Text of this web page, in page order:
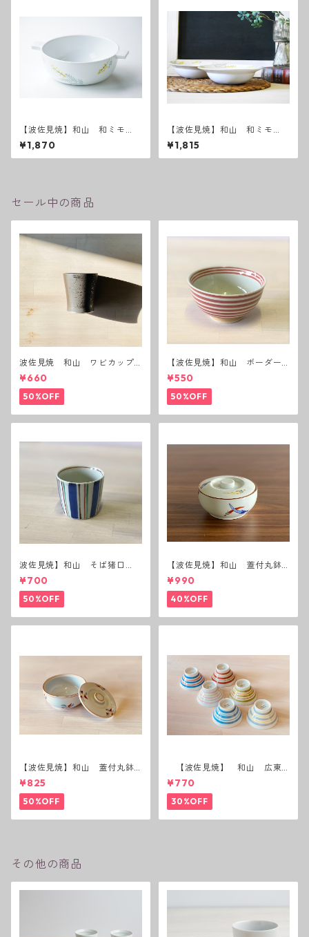
【波佐見焼】和山 和ミモ
ザ グラタンボウル
¥1,870
【波佐見焼】和山 和ミモ
ザ ボウルM
¥1,815
セール中の商品
波佐見焼 和山 ワビカップ
黒錆 3種(アウトレット）
¥660
50%OFF
【波佐見焼】和山 ボーダー
茶碗 赤
¥550
50%OFF
波佐見焼】和山 そば猪口
（十草）
¥700
50%OFF
【波佐見焼】和山 蓋付丸鉢
(唐辛子)
¥990
40%OFF
【波佐見焼】和山 蓋付丸鉢
(花絵)
¥825
50%OFF
【波佐見焼】 和山 広東
碗 二色ボーダー 全6パター
ン
¥770
30%OFF
その他の商品